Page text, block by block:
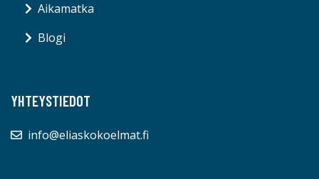
Aikamatka
Blogi
YHTEYSTIEDOT
info@eliaskokoelmat.fi